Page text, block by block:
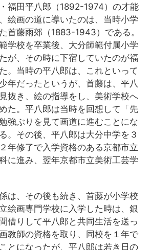
福田平八郎（1892-1974）の才能
絵画の道に導いたのは、当時小学
首藤雨郊（1883-1943）である。
学校を卒業後、大分師範付属小学
が、その時に下宿していたのが福
。当時の平八郎は、これといって
年だったというが、首藤は、平八
抜き、絵の指導をし、美術学校へ
た。平八郎は当時を回想して「先
強ぶりを見て画道に進むことにな
。その後、平八郎は大分中学を３
年修了で入学資格のある京都市立
に進み、翌年京都市立美術工芸学
は、その後も続き、首藤が小学校
絵画専門学校に入学した時は、銀
借りして平八郎と共同生活を送っ
教師の資格を取り、同校を１年で
とになったが、平八郎は若き日の